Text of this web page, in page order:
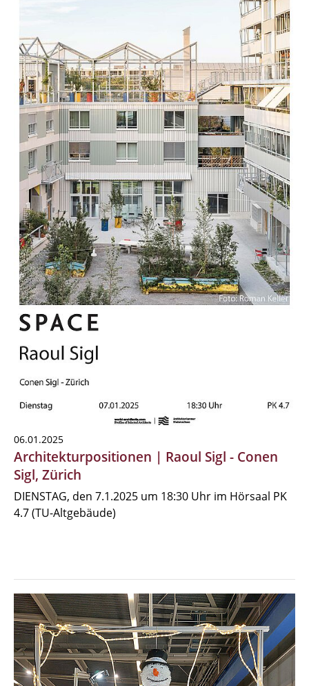
06.01.2025
Architekturpositionen | Raoul Sigl - Conen
Sigl, Zürich
DIENSTAG, den 7.1.2025 um 18:30 Uhr im Hörsaal PK
4.7 (TU-Altgebäude)